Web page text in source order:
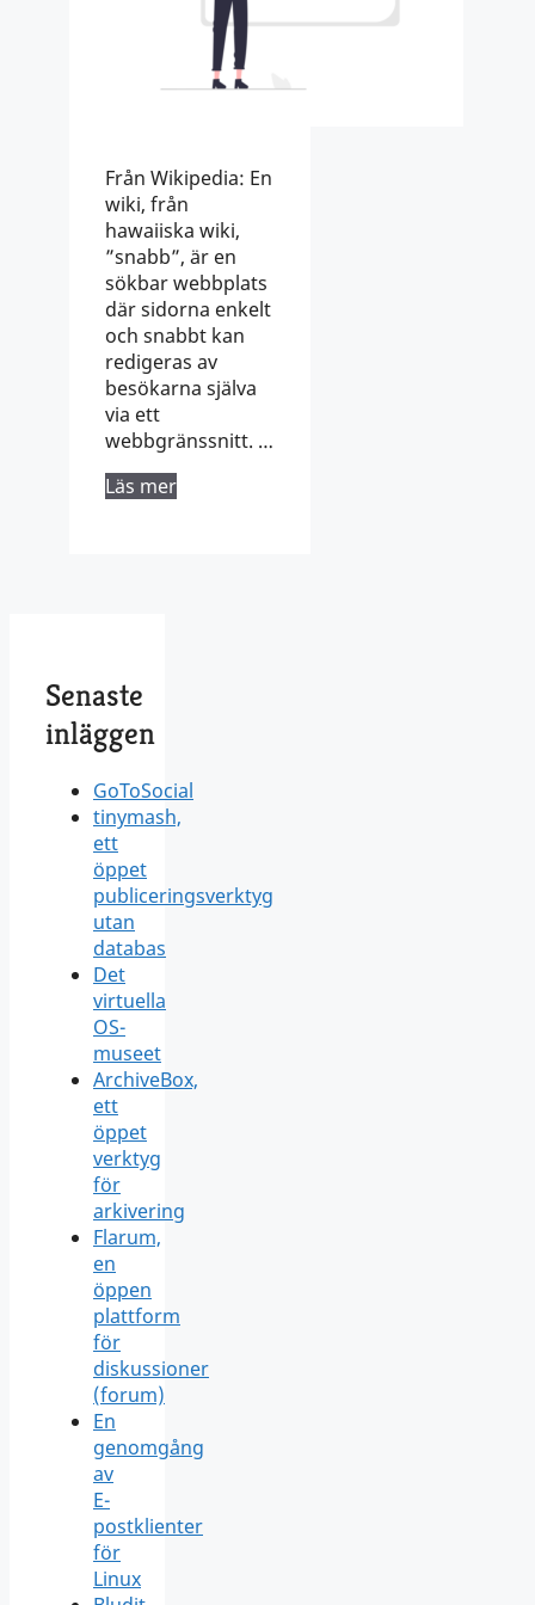
Från Wikipedia: En
wiki, från
hawaiiska wiki,
”snabb”, är en
sökbar webbplats
där sidorna enkelt
och snabbt kan
redigeras av
besökarna själva
via ett
webbgränssnitt. …
Läs mer
Senaste
inläggen
GoToSocial
tinymash,
ett
öppet
publiceringsverktyg
utan
databas
Det
virtuella
OS-
museet
ArchiveBox,
ett
öppet
verktyg
för
arkivering
Flarum,
en
öppen
plattform
för
diskussioner
(forum)
En
genomgång
av
E-
postklienter
för
Linux